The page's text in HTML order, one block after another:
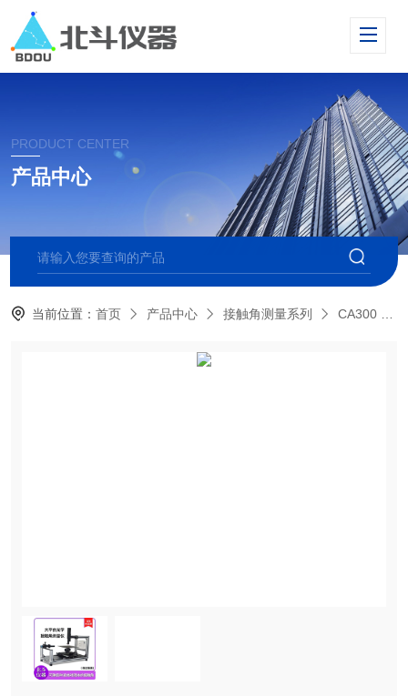
PRODUCT CENTER
产品中心
当前位置：首页 产品中心 接触角测量系列 CA300 大平台接触角测量仪